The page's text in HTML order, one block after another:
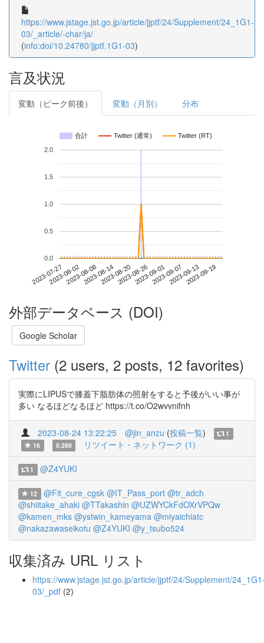
https://www.jstage.jst.go.jp/article/jjptf/24/Supplement/24_1G1-
03/_article/-char/ja/
(info:doi/10.24780/jjptf.1G1-03)
言及状況
変動（ピーク前後） 変動（月別） 分布
合計 Twitter (通常) Twitter (RT)
2023-07-272023-08-022023-08-082023-08-142023-08-202023-08-262023-09-012023-09-072023-09-132023-09-19
0.0
0.5
1.0
1.5
2.0
外部データベース (DOI)
Google Scholar
Twitter (2 users, 2 posts, 12 favorites)
実際にLIPUSで膝蓋下脂肪体の照射をすると予後がいい事が
多い なるほどなるほど https://t.co/O2wvvnifnh
2023-08-24 13:22:25 @jin_anzu (投稿一覧)
1
16
0.289 リツイート・ネットワーク (1)
1 @Z4YUKI
12 @Fit_cure_cgsk @IT_Pass_port @tr_adch
@shiitake_ahaki @TTakashin @UZWYCkFdOXrVPQw
@kamen_mks @ystwin_kameyama @miyaichiatc
@nakazawaseikotu @Z4YUKI @y_tsubo524
収集済み URL リスト
https://www.jstage.jst.go.jp/article/jjptf/24/Supplement/
03/_pdf (2)